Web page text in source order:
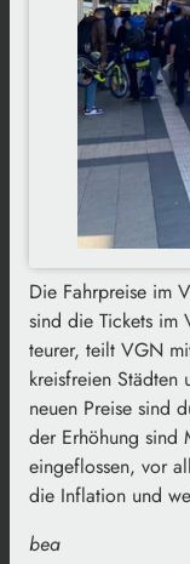
Die Fahrpreise im
sind die Tickets im
teurer, teilt VGN
kreisfreien Städten
neuen Preise sind
der Erhöhung sind
eingeflossen, vor
die Inflation und
bea